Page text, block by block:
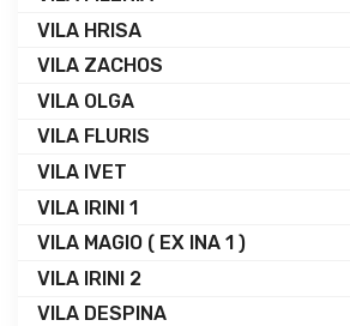
VILA HRISA
VILA ZACHOS
VILA OLGA
VILA FLURIS
VILA IVET
VILA IRINI 1
VILA MAGIO ( EX INA 1 )
VILA IRINI 2
VILA DESPINA